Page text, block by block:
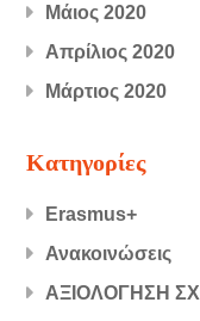
Μάιος 2020
Απρίλιος 2020
Μάρτιος 2020
Kατηγορίες
Erasmus+
Ανακοινώσεις
ΑΞΙΟΛΟΓΗΣΗ